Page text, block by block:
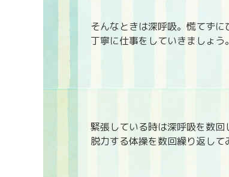
そんなときは深呼吸。慌てず
丁寧に仕事をしていきましょう。
緊張している時は深呼吸を数
脱力する体操を数回繰り返して